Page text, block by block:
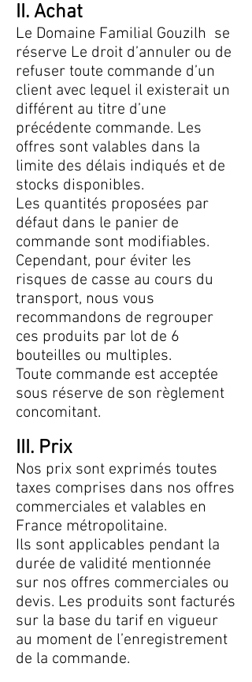
II. Achat
Le Domaine Familial Gouzilh se
réserve Le droit d’annuler ou de
refuser toute commande d’un
client avec lequel il existerait un
différent au titre d’une
précédente commande. Les
offres sont valables dans la
limite des délais indiqués et de
stocks disponibles.
Les quantités proposées par
défaut dans le panier de
commande sont modifiables.
Cependant, pour éviter les
risques de casse au cours du
transport, nous vous
recommandons de regrouper
ces produits par lot de 6
bouteilles ou multiples.
Toute commande est acceptée
sous réserve de son règlement
concomitant.
III. Prix
Nos prix sont exprimés toutes
taxes comprises dans nos offres
commerciales et valables en
France métropolitaine.
Ils sont applicables pendant la
durée de validité mentionnée
sur nos offres commerciales ou
devis. Les produits sont facturés
sur la base du tarif en vigueur
au moment de l’enregistrement
de la commande.